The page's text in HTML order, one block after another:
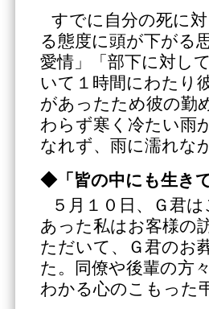
すでに自分の死に
る態度に頭が下がる
愛情」「部下に対し
いて１時間にわたり
があったため彼の勤
わらず寒く冷たい雨
なれず、雨に濡れな
◆「皆の中にも生き
５月１０日、Ｇ君
あった私はお客様の
ただいて、Ｇ君のお
た。同僚や後輩の方
わかる心のこもった